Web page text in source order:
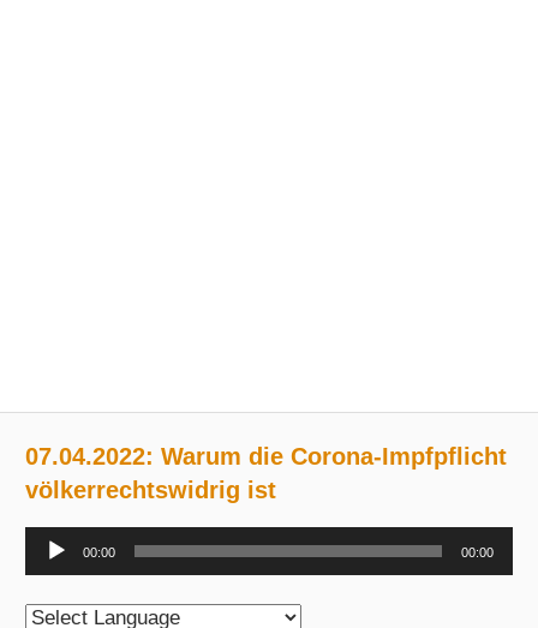
07.04.2022: Warum die Corona-Impfpflicht
völkerrechtswidrig ist
Audio-
Player
00:00 00:00